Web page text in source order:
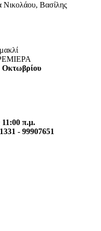
Νικολάου, Βασίλης
Οκτωβρίου
11:00 π.μ.
- 99907651